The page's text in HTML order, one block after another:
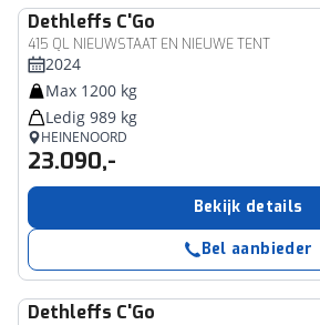
Dethleffs C'Go
415 QL NIEUWSTAAT EN NIEUWE TENT
2024
Max 1200 kg
Ledig 989 kg
HEINENOORD
23.090,-
Bekijk details
Bel aanbieder
Dethleffs C'Go